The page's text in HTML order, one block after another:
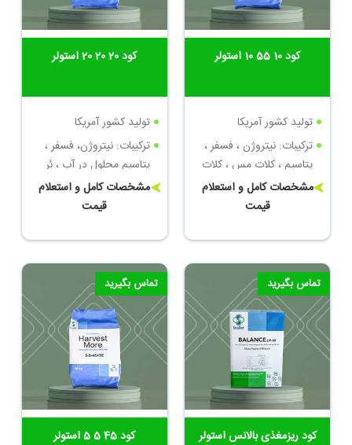
کود 20 20 20 استولر
تولید کشور آمریکا
ترکیبات: نیتروژن، فسفر ،
پتاسیم محلول در آب ، بُر
محلول ، کلات مس ، کلات
مشخصات کامل و استعلام
قیمت
کود 10 55 10 استولر
تولید کشور آمریکا
ترکیبات: نیتروژن ، فسفر ،
پتاسیم ، کلات مس ، کلات
روی
مشخصات کامل و استعلام
قیمت
تماس بگیرید
کود 45 5 5 استولر
تماس بگیرید
کود ریزمغذی بالانس استولر